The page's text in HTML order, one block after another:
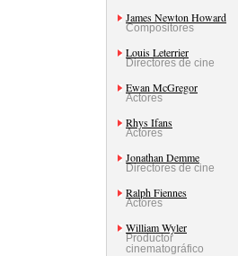
James Newton Howard
Compositores
Louis Leterrier
Directores de cine
Ewan McGregor
Actores
Rhys Ifans
Actores
Jonathan Demme
Directores de cine
Ralph Fiennes
Actores
William Wyler
Productor
cinematográfico